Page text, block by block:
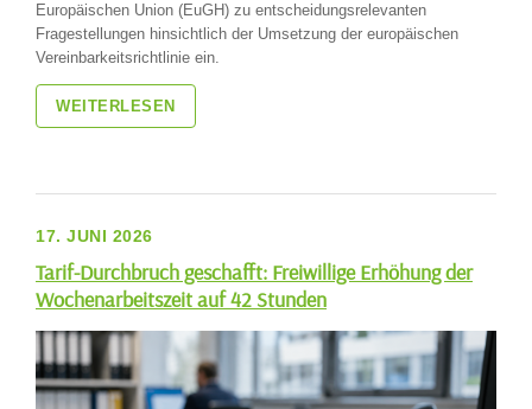
Europäischen Union (EuGH) zu entscheidungsrelevanten
Fragestellungen hinsichtlich der Umsetzung der europäischen
Vereinbarkeitsrichtlinie ein.
WEITERLESEN
17. JUNI 2026
Tarif-Durchbruch geschafft: Freiwillige Erhöhung der
Wochenarbeitszeit auf 42 Stunden